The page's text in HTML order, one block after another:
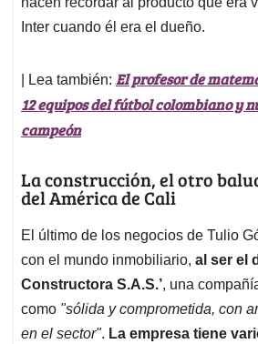
Inter cuando él era el dueño.
| Lea también: El profesor de
12 equipos del fútbol colombiano y
campeón
La construcción, el otro
del América de Cali
El último de los negocios de Tulio
con el mundo inmobiliario, al ser el
Constructora S.A.S.’, una
como "sólida y comprometida, con
en el sector". La empresa tiene